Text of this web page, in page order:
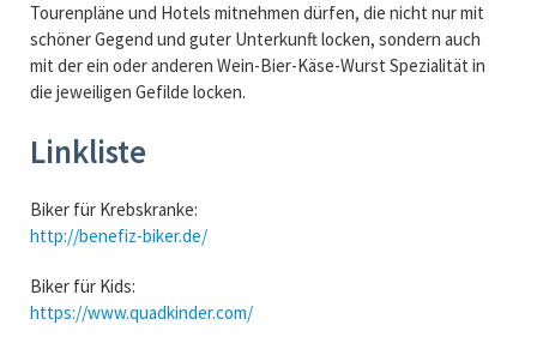
Tourenpläne und Hotels mitnehmen dürfen, die nicht nur mit
schöner Gegend und guter Unterkunft locken, sondern auch
mit der ein oder anderen Wein-Bier-Käse-Wurst Spezialität in
die jeweiligen Gefilde locken.
Linkliste
Biker für Krebskranke:
http://benefiz-biker.de/
Biker für Kids:
https://www.quadkinder.com/